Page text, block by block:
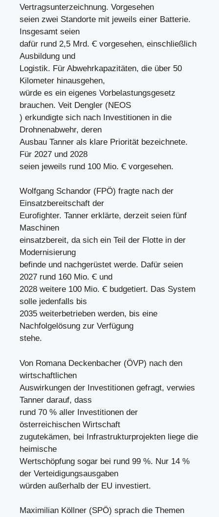
Vertragsunterzeichnung. Vorgesehen
seien zwei Standorte mit jeweils einer Batterie.
Insgesamt seien
dafür rund 2,5 Mrd. Ꞓ vorgesehen, einschließlich
Ausbildung und
Logistik. Für Abwehrkapazitäten, die über 50
Kilometer hinausgehen,
würde es ein eigenes Vorbelastungsgesetz
brauchen. Veit Dengler (NEOS
) erkundigte sich nach Investitionen in die
Drohnenabwehr, deren
Ausbau Tanner als klare Priorität bezeichnete.
Für 2027 und 2028
seien jeweils rund 100 Mio. Ꞓ vorgesehen.
Wolfgang Schandor (FPÖ) fragte nach der
Einsatzbereitschaft der
Eurofighter. Tanner erklärte, derzeit seien fünf
Maschinen
einsatzbereit, da sich ein Teil der Flotte in der
Modernisierung
befinde und nachgerüstet werde. Dafür seien
2027 rund 160 Mio. Ꞓ und
2028 weitere 100 Mio. Ꞓ budgetiert. Das System
solle jedenfalls bis
2035 weiterbetrieben werden, bis eine
Nachfolgelösung zur Verfügung
stehe.
Von Romana Deckenbacher (ÖVP) nach den
wirtschaftlichen
Auswirkungen der Investitionen gefragt, verwies
Tanner darauf, dass
rund 70 % aller Investitionen der
österreichischen Wirtschaft
zugutekämen, bei Infrastrukturprojekten liege die
heimische
Wertschöpfung sogar bei rund 99 %. Nur 14 %
der Verteidigungsausgaben
würden außerhalb der EU investiert.
Maximilian Köllner (SPÖ) sprach die Themen